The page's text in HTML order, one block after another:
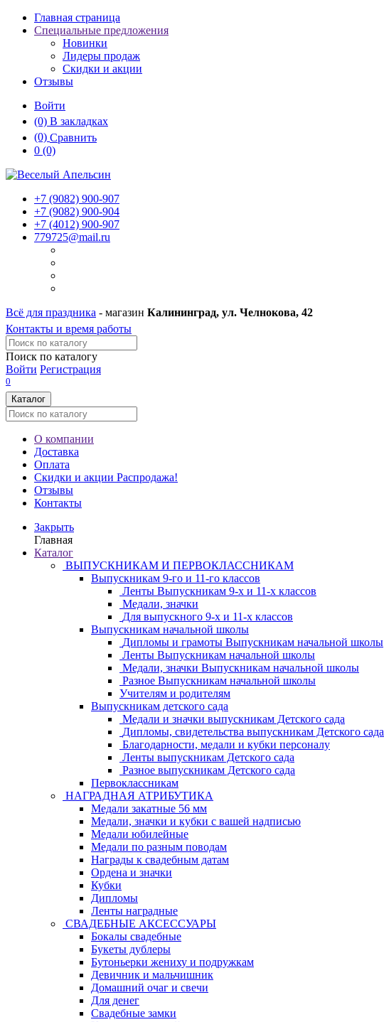
Главная страница
Специальные предложения
Новинки
Лидеры продаж
Скидки и акции
Отзывы
Войти
(0) В закладках
(0) Сравнить
0 (0)
+7 (9082) 900-907
+7 (9082) 900-904
+7 (4012) 900-907
779725@mail.ru
Всё для праздника - магазин Калининград, ул. Челнокова, 42
Контакты и время работы
Поиск по каталогу
Войти Регистрация
0
Каталог
О компании
Доставка
Оплата
Скидки и акции Распродажа!
Отзывы
Контакты
Закрыть
Главная
Каталог
ВЫПУСКНИКАМ И ПЕРВОКЛАССНИКАМ
Выпускникам 9-го и 11-го классов
Ленты Выпускникам 9-х и 11-х классов
Медали, значки
Для выпускного 9-х и 11-х классов
Выпускникам начальной школы
Дипломы и грамоты Выпускникам начальной школы
Ленты Выпускникам начальной школы
Медали, значки Выпускникам начальной школы
Разное Выпускникам начальной школы
Учителям и родителям
Выпускникам детского сада
Медали и значки выпускникам Детского сада
Дипломы, свидетельства выпускникам Детского сада
Благодарности, медали и кубки персоналу
Ленты выпускникам Детского сада
Разное выпускникам Детского сада
Первоклассникам
НАГРАДНАЯ АТРИБУТИКА
Медали закатные 56 мм
Медали, значки и кубки с вашей надписью
Медали юбилейные
Медали по разным поводам
Награды к свадебным датам
Ордена и значки
Кубки
Дипломы
Ленты наградные
СВАДЕБНЫЕ АКСЕССУАРЫ
Бокалы свадебные
Букеты дублеры
Бутоньерки жениху и подружкам
Девичник и мальчишник
Домашний очаг и свечи
Для денег
Свадебные замки